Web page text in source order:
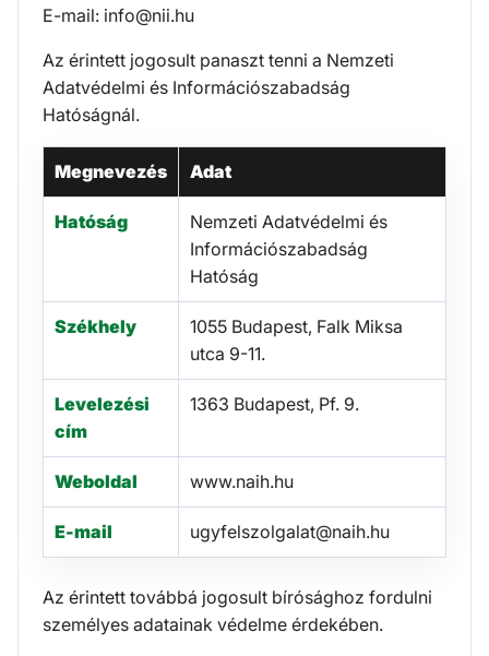
E-mail: info@nii.hu
Az érintett jogosult panaszt tenni a Nemzeti
Adatvédelmi és Információszabadság
Hatóságnál.
Megnevezés Adat
Hatóság
Nemzeti Adatvédelmi és
Információszabadság
Hatóság
Székhely
1055 Budapest, Falk Miksa
utca 9-11.
Levelezési
cím
1363 Budapest, Pf. 9.
Weboldal www.naih.hu
E-mail ugyfelszolgalat@naih.hu
Az érintett továbbá jogosult bírósághoz fordulni
személyes adatainak védelme érdekében.